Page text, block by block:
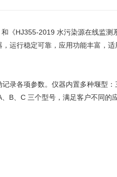
《HJ355-2019 水污染源在线监测
运行稳定可靠，应用功能丰富，适
录各项参数。仪器内置多种堰型：
B、C 三个型号，满足客户不同的